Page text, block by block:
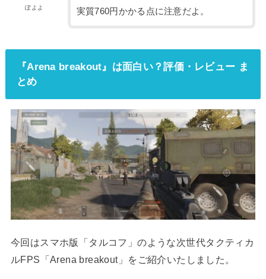
ぽよよ
実質760円かかる点に注意だよ。
『Arena breakout』は面白い？評価・レビュー ま
とめ
今回はスマホ版「タルコフ」のような次世代タクティカ
ルFPS「Arena breakout」をご紹介いたしました。